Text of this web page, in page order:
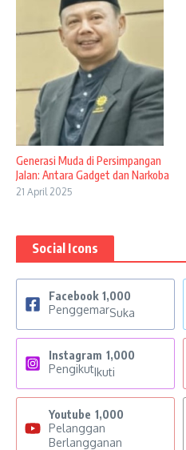
Generasi Muda di Persimpangan
Jalan: Antara Gadget dan Narkoba
21 April 2025
Social Icons
Facebook 1,000
PenggemarSuka
Instagram 1,000
PengikutIkuti
Youtube 1,000
Pelanggan
Berlangganan